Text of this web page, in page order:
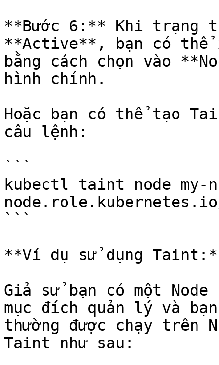
**Bước 6:** Khi trạng
**Active**, bạn có thể
bằng cách chọn vào
hình chính.
Hoặc bạn có thể tạo
câu lệnh:
```
kubectl taint node my-
```
**Ví dụ sử dụng
Giả sử bạn có một
mục đích quản lý và
thường được chạy trên
Taint như sau: